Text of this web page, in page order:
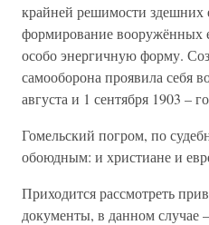
крайней решимости здешних
формирование вооружённых
особо энергичную форму.
самооборона проявила себя
августа и 1 сентября 1903 –
Гомельский погром, по
обоюдным: и христиане и
Приходится рассмотреть
документы, в данном случае